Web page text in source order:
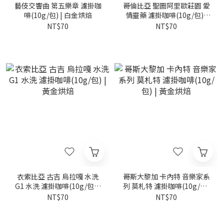
藝伎交響曲 第五樂章 濾掛咖
啡(10g/包) | 白金烘焙
NT$70
哥倫比亞 聖圖阿里歐莊園 愛
情靈藥 濾掛咖啡(10g/包) |
中烘焙
NT$70
衣索比亞 古吉 烏拉嘎 水洗
G1 水洗 濾掛咖啡(10g/包) |
黃金烘焙
NT$70
哥斯大黎加 卡內特 音樂家系
列 莫札特 濾掛咖啡(10g/包)
| 黃金烘焙
NT$70